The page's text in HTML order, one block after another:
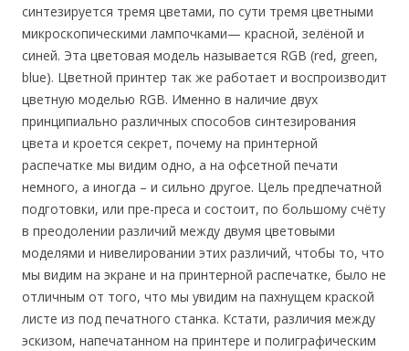
синтезируется тремя цветами, по сути тремя цветными
микроскопическими лампочками— красной, зелёной и
синей. Эта цветовая модель называется RGB (red, green,
blue). Цветной принтер так же работает и воспроизводит
цветную моделью RGB. Именно в наличие двух
принципиально различных способов синтезирования
цвета и кроется секрет, почему на принтерной
распечатке мы видим одно, а на офсетной печати
немного, а иногда – и сильно другое. Цель предпечатной
подготовки, или пре-преса и состоит, по большому счёту
в преодолении различий между двумя цветовыми
моделями и нивелировании этих различий, чтобы то, что
мы видим на экране и на принтерной распечатке, было не
отличным от того, что мы увидим на пахнущем краской
листе из под печатного станка. Кстати, различия между
эскизом, напечатанном на принтере и полиграфическим